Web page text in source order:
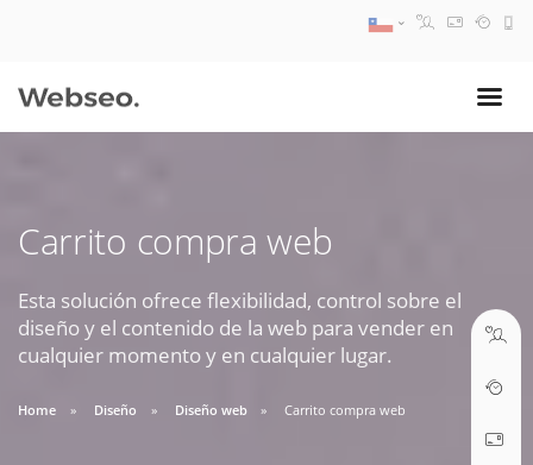
Carrito compra web
Esta solución ofrece flexibilidad, control sobre el
diseño y el contenido de la web para vender en
cualquier momento y en cualquier lugar.
Home Diseño Diseño web Carrito compra web
09:30 AM A 18:30 PM
soporte@webseo.cl
ABRIR TICKET